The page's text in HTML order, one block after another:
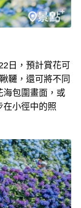
日，預計賞花可
韆，還可將不同
海包圍畫面，或
在小徑中的照